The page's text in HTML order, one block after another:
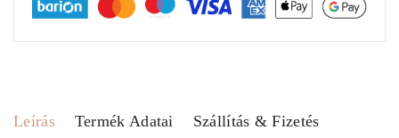
Leírás Termék Adatai Szállítás & Fizetés